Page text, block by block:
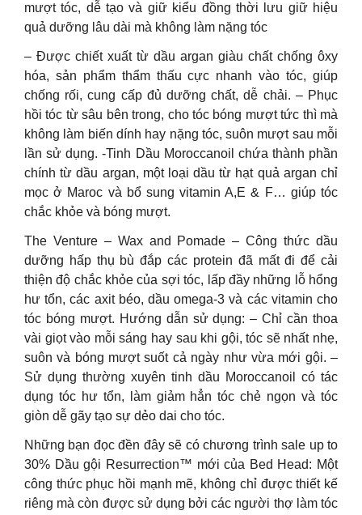
mượt tóc, dễ tạo và giữ kiểu đồng thời lưu giữ hiệu
quả dưỡng lâu dài mà không làm nặng tóc
– Được chiết xuất từ dầu argan giàu chất chống ôxy
hóa, sản phẩm thẩm thấu cực nhanh vào tóc, giúp
chống rối, cung cấp đủ dưỡng chất, dễ chải. – Phục
hồi tóc từ sâu bên trong, cho tóc bóng mượt tức thì mà
không làm biến dính hay nặng tóc, suôn mượt sau mỗi
lần sử dụng. -Tinh Dầu Moroccanoil chứa thành phần
chính từ dầu argan, một loại dầu từ hạt quả argan chỉ
mọc ở Maroc và bổ sung vitamin A,E & F… giúp tóc
chắc khỏe và bóng mượt.
The Venture – Wax and Pomade – Công thức dầu
dưỡng hấp thụ bù đắp các protein đã mất đi để cải
thiện độ chắc khỏe của sợi tóc, lấp đầy những lỗ hổng
hư tổn, các axit béo, dầu omega-3 và các vitamin cho
tóc bóng mượt. Hướng dẫn sử dụng: – Chỉ cần thoa
vài giọt vào mỗi sáng hay sau khi gội, tóc sẽ nhất nhẹ,
suôn và bóng mượt suốt cả ngày như vừa mới gội. –
Sử dụng thường xuyên tinh dầu Moroccanoil có tác
dụng tóc hư tổn, làm giảm hẳn tóc chẻ ngọn và tóc
giòn dễ gãy tạo sự dẻo dai cho tóc.
Những bạn đọc đền đây sẽ có chương trình sale up to
30% Dầu gội Resurrection™ mới của Bed Head: Một
công thức phục hồi mạnh mẽ, không chỉ được thiết kế
riêng mà còn được sử dụng bởi các người thợ làm tóc